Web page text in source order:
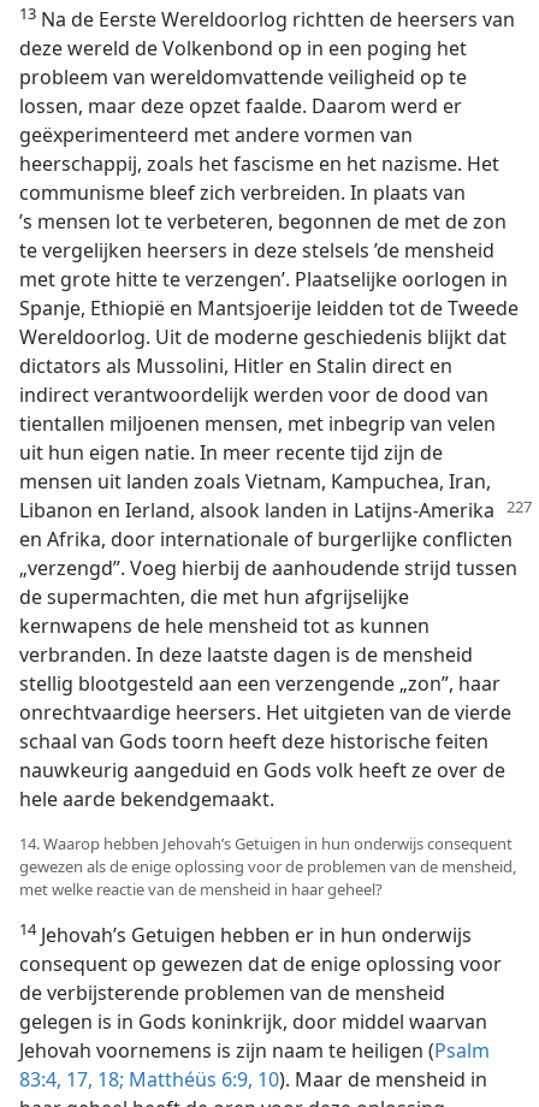
13 Na de Eerste Wereldoorlog richtten de heersers van
deze wereld de Volkenbond op in een poging het
probleem van wereldomvattende veiligheid op te
lossen, maar deze opzet faalde. Daarom werd er
geëxperimenteerd met andere vormen van
heerschappij, zoals het fascisme en het nazisme. Het
communisme bleef zich verbreiden. In plaats van
’s mensen lot te verbeteren, begonnen de met de zon
te vergelijken heersers in deze stelsels ’de mensheid
met grote hitte te verzengen’. Plaatselijke oorlogen in
Spanje, Ethiopië en Mantsjoerije leidden tot de Tweede
Wereldoorlog. Uit de moderne geschiedenis blijkt dat
dictators als Mussolini, Hitler en Stalin direct en
indirect verantwoordelijk werden voor de dood van
tientallen miljoenen mensen, met inbegrip van velen
uit hun eigen natie. In meer recente tijd zijn de
mensen uit landen zoals Vietnam, Kampuchea, Iran,
Libanon en Ierland, alsook landen in Latijns-Amerika
en Afrika, door internationale of burgerlijke conflicten
„verzengd”. Voeg hierbij de aanhoudende strijd tussen
de supermachten, die met hun afgrijselijke
kernwapens de hele mensheid tot as kunnen
verbranden. In deze laatste dagen is de mensheid
stellig blootgesteld aan een verzengende „zon”, haar
onrechtvaardige heersers. Het uitgieten van de vierde
schaal van Gods toorn heeft deze historische feiten
nauwkeurig aangeduid en Gods volk heeft ze over de
hele aarde bekendgemaakt.
14. Waarop hebben Jehovah’s Getuigen in hun onderwijs consequent
gewezen als de enige oplossing voor de problemen van de mensheid,
met welke reactie van de mensheid in haar geheel?
14Jehovah’s Getuigen hebben er in hun onderwijs
consequent op gewezen dat de enige oplossing voor
de verbijsterende problemen van de mensheid
gelegen is in Gods koninkrijk, door middel waarvan
Jehovah voornemens is zijn naam te heiligen (Psalm
83:4, 17, 18; Matthéüs 6:9, 10). Maar de mensheid in